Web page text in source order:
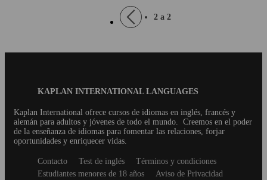
Pagination
Previous
page
2 a 2
KAPLAN INTERNATIONAL LANGUAGES
Kaplan International ofrece cursos de idiomas en inglés, francés y
alemán para adultos y jóvenes de todo el mundo.
Creemos en el poder
de la enseñanza de idiomas para fomentar las relaciones, forjar
oportunidades y enriquecer vidas.
SecondaryContacto Test de inglés
Términos y condiciones
Estudiantes menores de 18 años
Aviso de Privacidad